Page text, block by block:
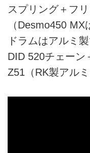
スプリング＋フ
（Desmo450
ドラムはアルミ
DID 520チェーン
Z51（RK製アルミ